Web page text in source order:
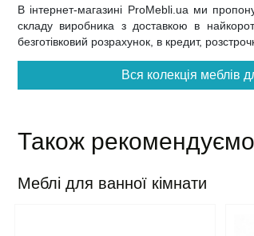
В інтернет-магазині ProMebli.ua ми
складу виробника з доставкою в
безготівковий розрахунок, в кредит,
Вся колекція меблів
Також рекомендуємо
Меблі для ванної кімнати